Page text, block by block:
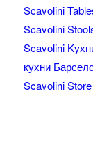
Scavolini
Scavolini
Scavolini
кухни
Scavolini